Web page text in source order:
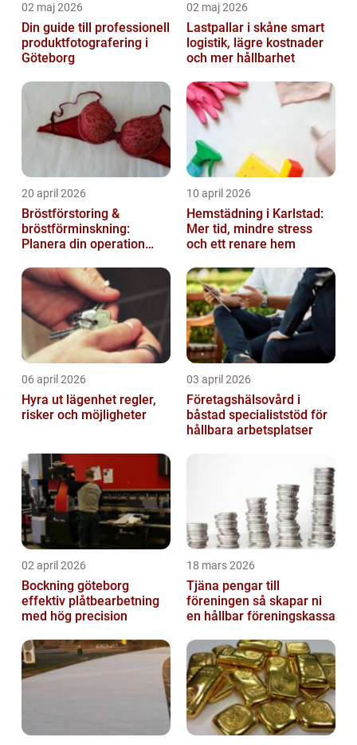
02 maj 2026
Din guide till professionell
produktfotografering i
Göteborg
02 maj 2026
Lastpallar i skåne smart
logistik, lägre kostnader
och mer hållbarhet
20 april 2026
Bröstförstoring &
bröstförminskning:
Planera din operation
10 april 2026
Hemstädning i Karlstad:
Mer tid, mindre stress
och ett renare hem
06 april 2026
Hyra ut lägenhet regler,
risker och möjligheter
03 april 2026
Företagshälsovård i
båstad specialiststöd för
hållbara arbetsplatser
02 april 2026
Bockning göteborg
effektiv plåtbearbetning
med hög precision
18 mars 2026
Tjäna pengar till
föreningen så skapar ni
en hållbar föreningskassa